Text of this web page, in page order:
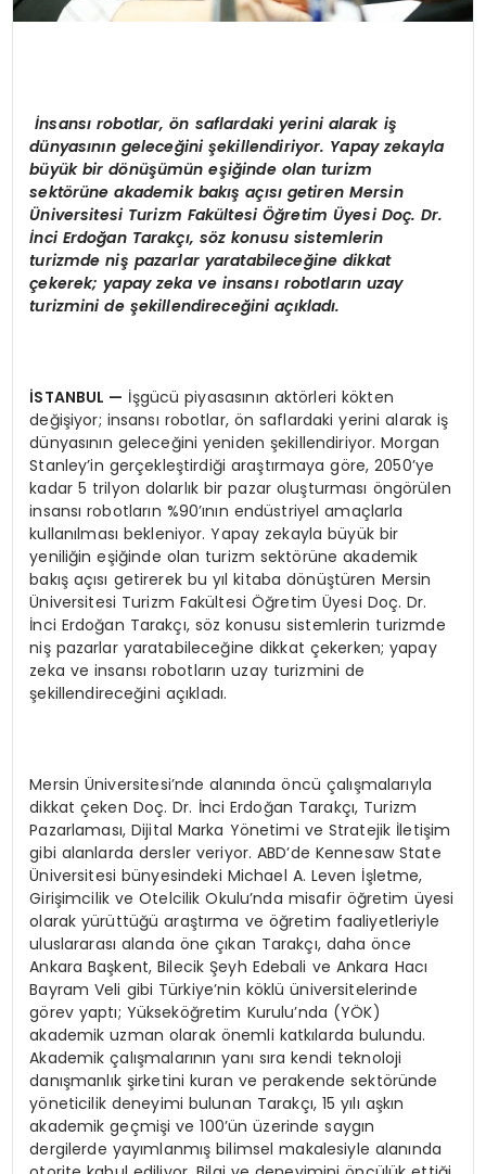
İnsansı robotlar, ön saflardaki yerini alarak iş
dünyasının geleceğini şekillendiriyor. Yapay zekayla
büyük bir dönüşümün eşiğinde olan turizm
sektörüne akademik bakış açısı getiren Mersin
Üniversitesi Turizm Fakültesi Öğretim Üyesi Doç. Dr.
İnci Erdoğan Tarakçı, söz konusu sistemlerin
turizmde niş pazarlar yaratabileceğine dikkat
çekerek; yapay zeka ve insansı robotların uzay
turizmini de şekillendireceğini açıkladı.
İSTANBUL — İşgücü piyasasının aktörleri kökten
değişiyor; insansı robotlar, ön saflardaki yerini alarak iş
dünyasının geleceğini yeniden şekillendiriyor. Morgan
Stanley’in gerçekleştirdiği araştırmaya göre, 2050’ye
kadar 5 trilyon dolarlık bir pazar oluşturması öngörülen
insansı robotların %90’ının endüstriyel amaçlarla
kullanılması bekleniyor. Yapay zekayla büyük bir
yeniliğin eşiğinde olan turizm sektörüne akademik
bakış açısı getirerek bu yıl kitaba dönüştüren Mersin
Üniversitesi Turizm Fakültesi Öğretim Üyesi Doç. Dr.
İnci Erdoğan Tarakçı, söz konusu sistemlerin turizmde
niş pazarlar yaratabileceğine dikkat çekerken; yapay
zeka ve insansı robotların uzay turizmini de
şekillendireceğini açıkladı.
Mersin Üniversitesi’nde alanında öncü çalışmalarıyla
dikkat çeken Doç. Dr. İnci Erdoğan Tarakçı, Turizm
Pazarlaması, Dijital Marka Yönetimi ve Stratejik İletişim
gibi alanlarda dersler veriyor. ABD’de Kennesaw State
Üniversitesi bünyesindeki Michael A. Leven İşletme,
Girişimcilik ve Otelcilik Okulu’nda misafir öğretim üyesi
olarak yürüttüğü araştırma ve öğretim faaliyetleriyle
uluslararası alanda öne çıkan Tarakçı, daha önce
Ankara Başkent, Bilecik Şeyh Edebali ve Ankara Hacı
Bayram Veli gibi Türkiye’nin köklü üniversitelerinde
görev yaptı; Yükseköğretim Kurulu’nda (YÖK)
akademik uzman olarak önemli katkılarda bulundu.
Akademik çalışmalarının yanı sıra kendi teknoloji
danışmanlık şirketini kuran ve perakende sektöründe
yöneticilik deneyimi bulunan Tarakçı, 15 yılı aşkın
akademik geçmişi ve 100’ün üzerinde saygın
dergilerde yayımlanmış bilimsel makalesiyle alanında